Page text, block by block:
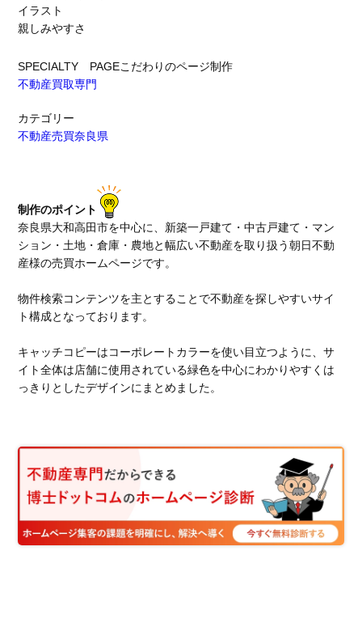
イラスト
親しみやすさ
SPECIALTY PAGEこだわりのページ制作
不動産買取専門
カテゴリー
不動産売買奈良県
制作のポイント
奈良県大和高田市を中心に、新築一戸建て・中古戸建て・マン
ション・土地・倉庫・農地と幅広い不動産を取り扱う朝日不動
産様の売買ホームページです。
物件検索コンテンツを主とすることで不動産を探しやすいサイ
ト構成となっております。
キャッチコピーはコーポレートカラーを使い目立つように、サ
イト全体は店舗に使用されている緑色を中心にわかりやすくは
っきりとしたデザインにまとめました。